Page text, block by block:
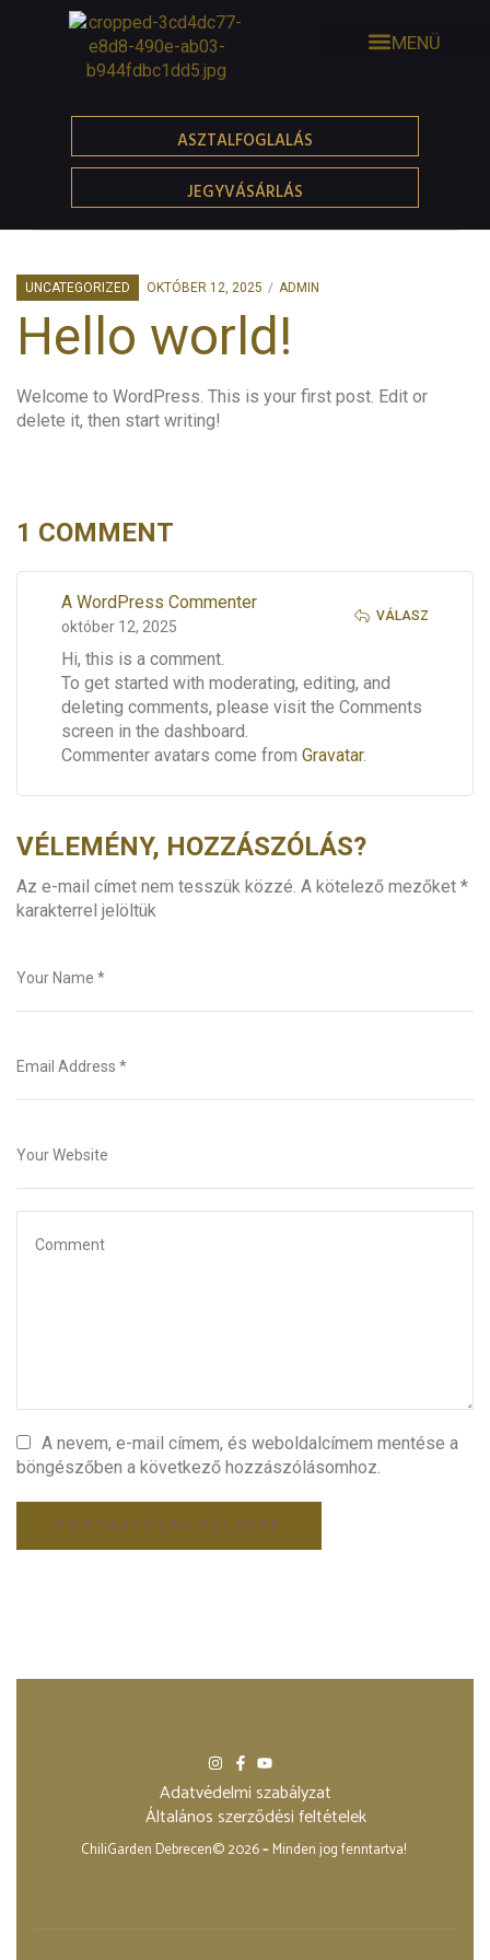
ASZTALFOGLALÁS
JEGYVÁSÁRLÁS
UNCATEGORIZED OKTÓBER 12, 2025 ADMIN
Hello world!
Welcome to WordPress. This is your first post. Edit or
delete it, then start writing!
1 COMMENT
A WordPress Commenter
október 12, 2025
VÁLASZ
Hi, this is a comment.
To get started with moderating, editing, and
deleting comments, please visit the Comments
screen in the dashboard.
Commenter avatars come from Gravatar.
VÉLEMÉNY, HOZZÁSZÓLÁS?
Az e-mail címet nem tesszük közzé. A kötelező mezőket *
karakterrel jelöltük
A nevem, e-mail címem, és weboldalcímem mentése a
böngészőben a következő hozzászólásomhoz.
Adatvédelmi szabályzat
Általános szerződési feltételek
ChiliGarden Debrecen© 2026–Minden jog fenntartva!